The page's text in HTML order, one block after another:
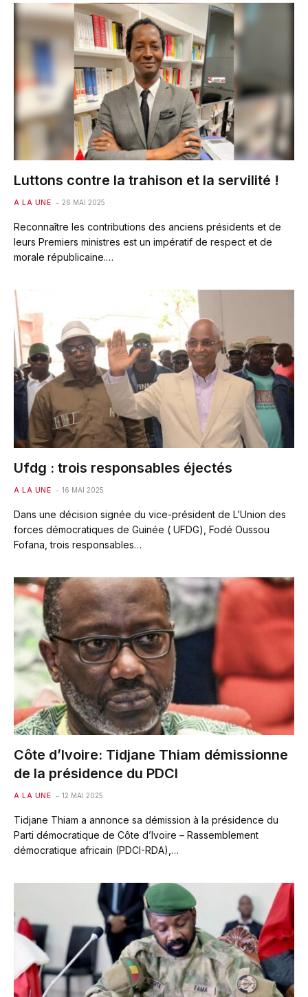
Luttons contre la trahison et la servilité !
A LA UNE 26 MAI 2025
Reconnaître les contributions des anciens présidents et de
leurs Premiers ministres est un impératif de respect et de
morale républicaine.…
Ufdg : trois responsables éjectés
A LA UNE 16 MAI 2025
Dans une décision signée du vice-président de L’Union des
forces démocratiques de Guinée ( UFDG), Fodé Oussou
Fofana, trois responsables…
Côte d’Ivoire: Tidjane Thiam démissionne
de la présidence du PDCI
A LA UNE 12 MAI 2025
Tidjane Thiam a annonce sa démission à la présidence du
Parti démocratique de Côte d’Ivoire – Rassemblement
démocratique africain (PDCI-RDA),…